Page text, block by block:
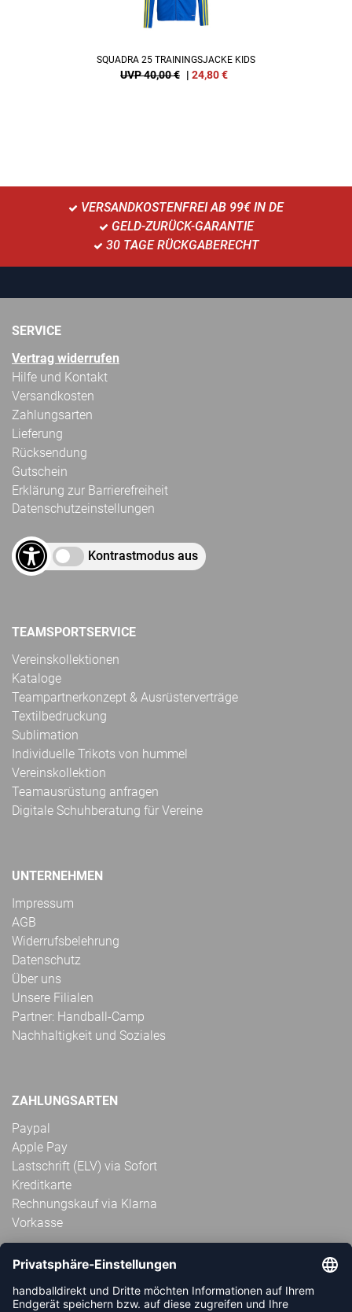
SQUADRA 25 TRAININGSJACKE KIDS
UVP 40,00 € | 24,80€
VERSANDKOSTENFREI AB 99€ IN DE
GELD-ZURÜCK-GARANTIE
30 TAGE RÜCKGABERECHT
SERVICE
Vertrag widerrufen
Hilfe und Kontakt
Versandkosten
Zahlungsarten
Lieferung
Rücksendung
Gutschein
Erklärung zur Barrierefreiheit
Datenschutzeinstellungen
Kontrastmodus aus
TEAMSPORTSERVICE
Vereinskollektionen
Kataloge
Teampartnerkonzept & Ausrüsterverträge
Textilbedruckung
Sublimation
Individuelle Trikots von hummel
Vereinskollektion
Teamausrüstung anfragen
Digitale Schuhberatung für Vereine
UNTERNEHMEN
Impressum
AGB
Widerrufsbelehrung
Datenschutz
Über uns
Unsere Filialen
Partner: Handball-Camp
Nachhaltigkeit und Soziales
ZAHLUNGSARTEN
Paypal
Apple Pay
Lastschrift (ELV) via Sofort
Kreditkarte
Rechnungskauf via Klarna
Vorkasse
ABONNIERE JETZT DEN KOSTENLOSEN
HANDBALLDIREKT-NEWSLETTER UND VERPASSE KEINE